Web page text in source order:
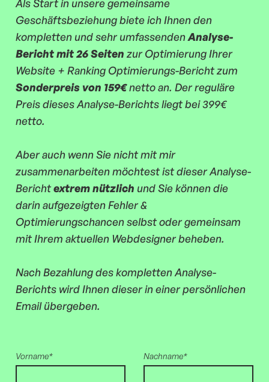
Als Start in unsere gemeinsame
Geschäftsbeziehung biete ich Ihnen den
kompletten und sehr umfassendenAnalyse-
Bericht mit 26 Seiten zur Optimierung Ihrer
Website + Ranking Optimierungs-Bericht zum
Sonderpreis von 159€netto an. Der reguläre
Preis dieses Analyse-Berichts liegt bei 399€
netto.
Aber auch wenn Sie nicht mit mir
zusammenarbeiten möchtest ist dieser Analyse-
Berichtextrem nützlich und Sie können die
darin aufgezeigten Fehler &
Optimierungschancen selbst oder gemeinsam
mit Ihrem aktuellen Webdesigner beheben.
Nach Bezahlung des kompletten Analyse-
Berichts wird Ihnen dieser in einer persönlichen
Email übergeben.
Vorname* Nachname*